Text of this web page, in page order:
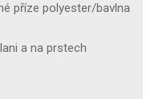
příze polyester/bavlna
a na prstech